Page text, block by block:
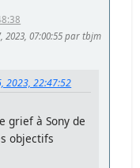
2023, 07:00:55 par tbjm
2023, 22:47:52
grief à Sony de
objectifs